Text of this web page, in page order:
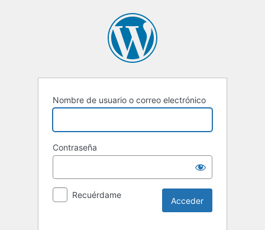
Nombre de usuario o correo electrónico
Contraseña
Recuérdame